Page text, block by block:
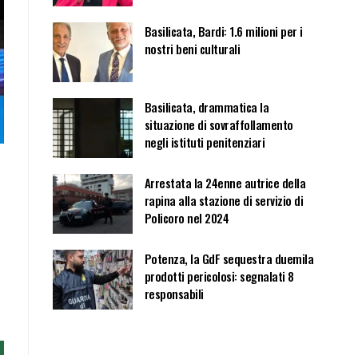
Basilicata, Bardi: 1.6 milioni per i
nostri beni culturali
Basilicata, drammatica la
situazione di sovraffollamento
negli istituti penitenziari
Arrestata la 24enne autrice della
rapina alla stazione di servizio di
Policoro nel 2024
Potenza, la GdF sequestra duemila
prodotti pericolosi: segnalati 8
responsabili